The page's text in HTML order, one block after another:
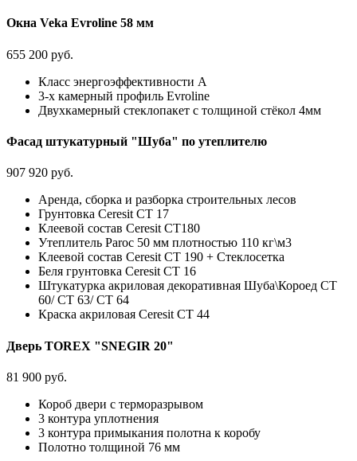
Окна Veka Evroline 58 мм
655 200 руб.
Класс энергоэффективности А
3-х камерный профиль Evroline
Двухкамерный стеклопакет с толщиной стёкол 4мм
Фасад штукатурный "Шуба" по утеплителю
907 920 руб.
Аренда, сборка и разборка строительных лесов
Грунтовка Ceresit CT 17
Клеевой состав Ceresit СТ180
Утеплитель Paroc 50 мм плотностью 110 кг\м3
Клеевой состав Ceresit CT 190 + Стеклосетка
Беля грунтовка Ceresit CT 16
Штукатурка акриловая декоративная Шуба\Короед CT
60/ CT 63/ CT 64
Краска акриловая Ceresit CT 44
Дверь TOREX "SNEGIR 20"
81 900 руб.
Короб двери с терморазрывом
3 контура уплотнения
3 контура примыкания полотна к коробу
Полотно толщиной 76 мм